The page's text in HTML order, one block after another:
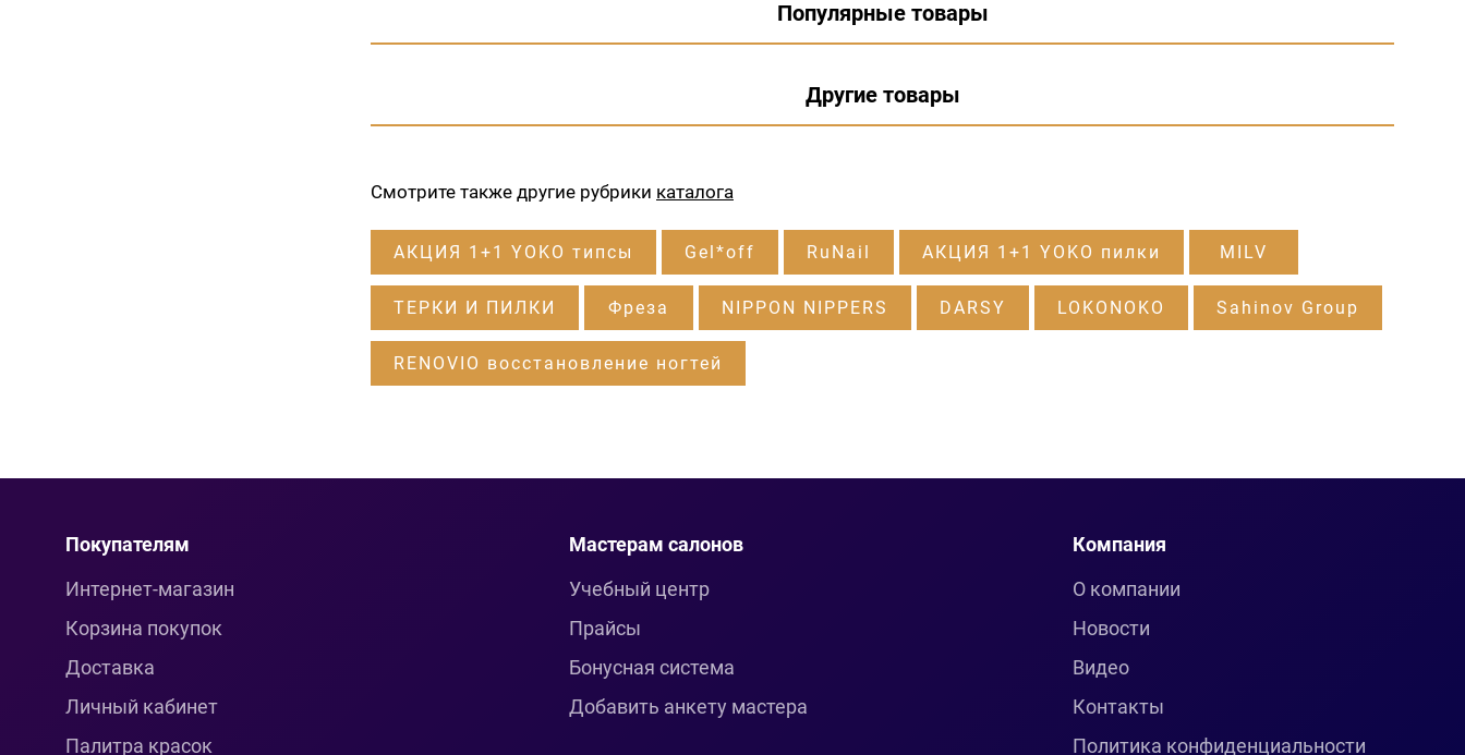
Популярные товары
Другие товары
Смотрите также другие рубрики каталога
АКЦИЯ 1+1 YOKO типсы Gel*off RuNail АКЦИЯ 1+1 YOKO пилки MILV
ТЕРКИ И ПИЛКИ Фреза NIPPON NIPPERS DARSY LOKONOKO Sahinov Group
RENOVIO восстановление ногтей
Покупателям
Интернет-магазин
Корзина покупок
Доставка
Личный кабинет
Палитра красок
Мастерам салонов
Учебный центр
Прайсы
Бонусная система
Добавить анкету мастера
Компания
О компании
Новости
Видео
Контакты
Политика конфиденциальности